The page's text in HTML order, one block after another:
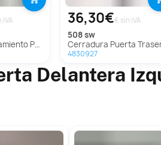
IVA
Peugeot 508 Sw
36,30€€ sin IVA
508 sw
Cerradura Puerta Trasera Izquierda para Peugeot 508
4830927
Delantera